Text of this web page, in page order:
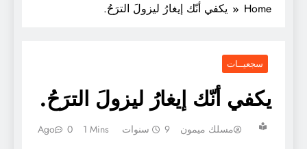
Home يكفي أنّك إيغارُ ليزولَ الترَحُ.
سجعيــات
يكفي أنّك إيغارُ ليزولَ الترَحُ.
مسلك ميمون 9 سنوات Ago 0 1 Mins